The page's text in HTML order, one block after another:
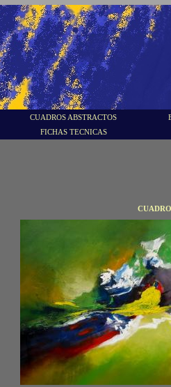
CUADROS ABSTRACTOS
FICHAS TECNICAS